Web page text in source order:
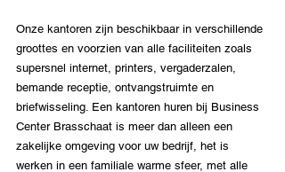
Onze kantoren zijn beschikbaar in verschillende
groottes en voorzien van alle faciliteiten zoals
supersnel internet, printers, vergaderzalen,
bemande receptie, ontvangstruimte en
briefwisseling. Een kantoren huren bij Business
Center Brasschaat is meer dan alleen een
zakelijke omgeving voor uw bedrijf, het is
werken in een familiale warme sfeer, met alle